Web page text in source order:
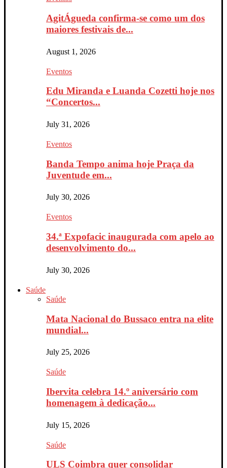
AgitÁgueda confirma-se como um dos
maiores festivais de...
August 1, 2026
Eventos
Edu Miranda e Luanda Cozetti hoje nos
“Concertos...
July 31, 2026
Eventos
Banda Tempo anima hoje Praça da
Juventude em...
July 30, 2026
Eventos
34.ª Expofacic inaugurada com apelo ao
desenvolvimento do...
July 30, 2026
Saúde
Saúde
Mata Nacional do Bussaco entra na elite
mundial...
July 25, 2026
Saúde
Ibervita celebra 14.º aniversário com
homenagem à dedicação...
July 15, 2026
Saúde
ULS Coimbra quer consolidar